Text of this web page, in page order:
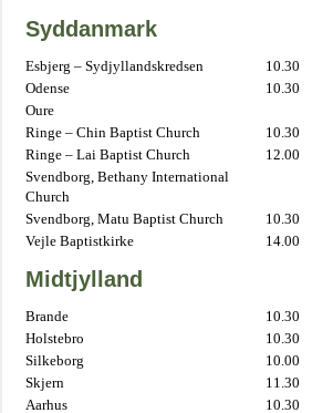
Syddanmark
Esbjerg – Sydjyllandskredsen 10.30
Odense
10.30
Oure
Ringe – Chin Baptist Church
10.30
Ringe – Lai Baptist Church
12.00
Svendborg, Bethany International
Church
Svendborg, Matu Baptist Church
10.30
Vejle Baptistkirke
14.00
Midtjylland
Brande 10.30
Holstebro
10.30
Silkeborg
10.00
Skjern
11.30
Aarhus
10.30